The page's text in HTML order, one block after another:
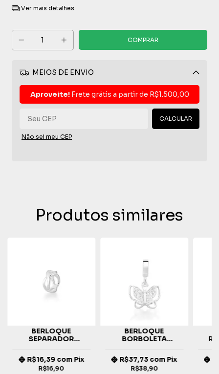
Ver mais detalhes
MEIOS DE ENVIO
Aproveite!Frete grátis a partir de R$1.500,00
CALCULAR
Não sei meu CEP
Produtos similares
BERLOQUE
SEPARADOR
R$16,90
R$16,39 com Pix
BERLOQUE
BORBOLETA
R$38,90
R$37,73 com Pix